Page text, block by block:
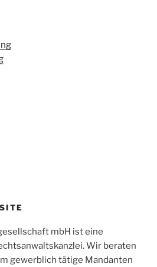
Erfahrungen zu
mbH
Bewertungen aufmbH ist eine
Wir beraten
gewerblich tätige Mandanten